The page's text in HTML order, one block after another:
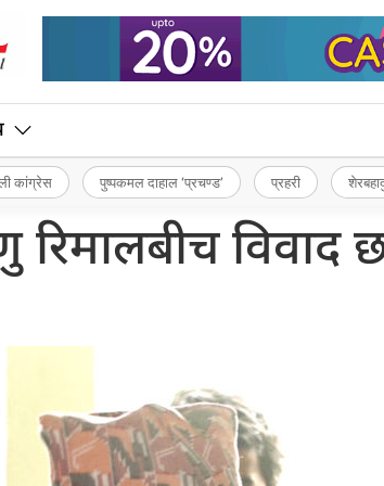
कांग्रेस पुष्पकमल दाहाल ‘प्रचण्ड’ प्रहरी
रिमालबीच विवाद